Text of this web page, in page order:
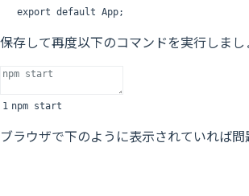
export default App;
保存して再度以下のコマンドを実行しまし
1 npm start
ブラウザで下のように表示されていれば問